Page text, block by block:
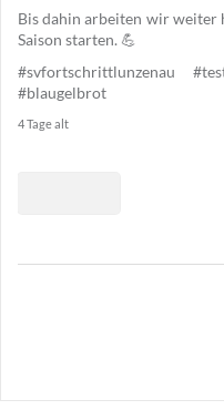
Bis dahin arbeiten wir
Saison starten. 💪
#svfortschrittlunzenau
#blaugelbrot
4 Tage alt
0